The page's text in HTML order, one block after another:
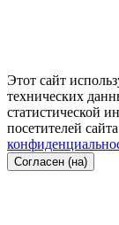
Этот сайт
технических
статистической
посетителей
Согласен (на)